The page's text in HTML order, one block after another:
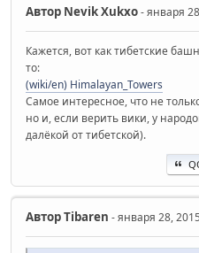
Автор Nevik Xukxo- января
Кажется, вот как тибетские
то:
(wiki/en) Himalayan_Towers
Самое интересное, что не
но и, если верить вики, у
далёкой от тибетской).
АвторTibaren - января 28,